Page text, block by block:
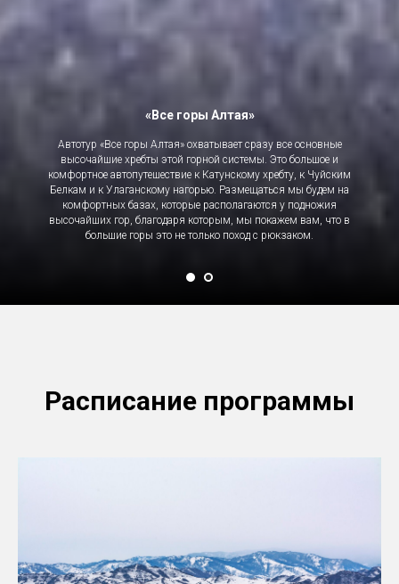
«Все горы Алтая»
Автотур «Все горы Алтая» охватывает сразу все основные
высочайшие хребты этой горной системы. Это большое и
комфортное автопутешествие к Катунскому хребту, к Чуйским
Белкам и к Улаганскому нагорью. Размещаться мы будем на
комфортных базах, которые располагаются у подножия
высочайших гор, благодаря которым, мы покажем вам, что в
большие горы это не только поход с рюкзаком.
Расписание программы